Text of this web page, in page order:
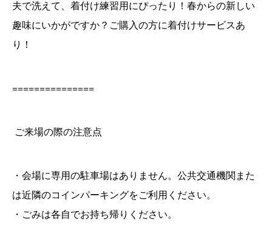
夫で洗えて、着付け練習用にぴったり！春からの新しい
趣味にいかがですか？ご購入の方に着付けサービスあ
り！
===============
ご来場の際の注意点
・会場に専用の駐車場はありません。公共交通機関また
は近隣のコインパーキングをご利用ください。
・ごみは各自でお持ち帰りください。